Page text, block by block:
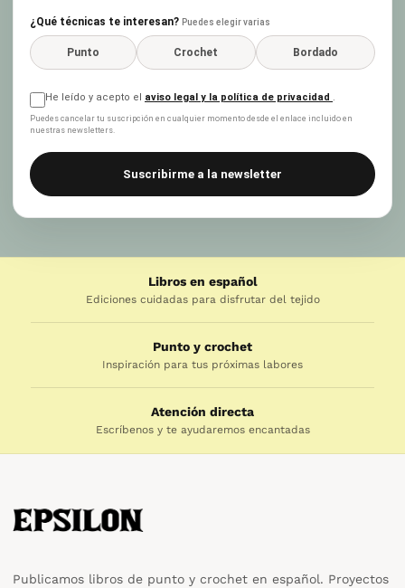
¿Qué técnicas te interesan? Puedes elegir varias
Punto Crochet Bordado
He leído y acepto el aviso legal y la política de privacidad .
Puedes cancelar tu suscripción en cualquier momento desde el enlace incluido en
nuestras newsletters.
Suscribirme a la newsletter
Libros en español
Ediciones cuidadas para disfrutar del tejido
Punto y crochet
Inspiración para tus próximas labores
Atención directa
Escríbenos y te ayudaremos encantadas
Publicamos libros de punto y crochet en español. Proyectos